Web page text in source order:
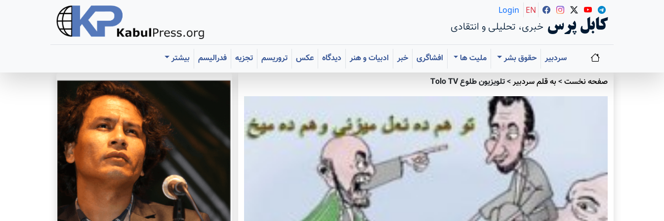
کابل پرس خبری، تحلیلی و انتقادی
Login EN
سردبیر حقوق بشر ملیت ها افشاگری خبر ادبیات و هنر دیدگاه عکس تروریسم تجزیه فدرالیسم
بیشتر
صفحه نخست> به قلم سردبير>تلویزیون طلوع Tolo TV